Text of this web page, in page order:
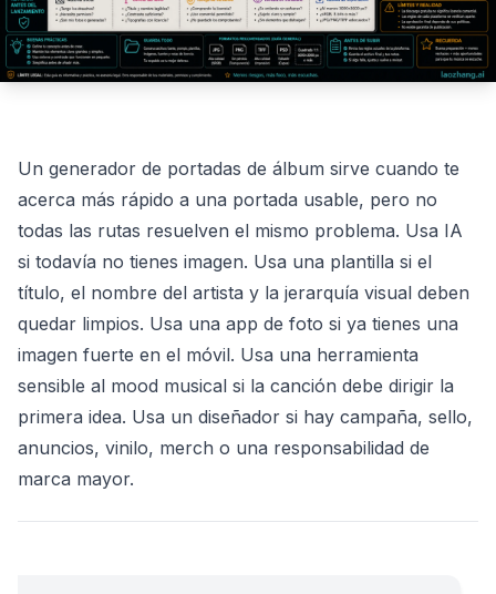
Un generador de portadas de álbum sirve cuando te
acerca más rápido a una portada usable, pero no
todas las rutas resuelven el mismo problema. Usa IA
si todavía no tienes imagen. Usa una plantilla si el
título, el nombre del artista y la jerarquía visual deben
quedar limpios. Usa una app de foto si ya tienes una
imagen fuerte en el móvil. Usa una herramienta
sensible al mood musical si la canción debe dirigir la
primera idea. Usa un diseñador si hay campaña, sello,
anuncios, vinilo, merch o una responsabilidad de
marca mayor.